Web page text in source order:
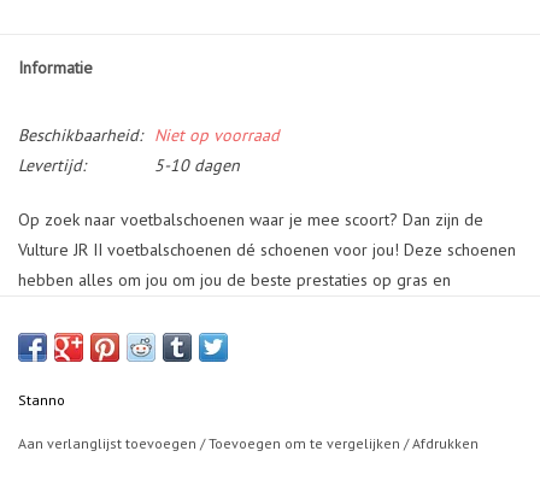
Informatie
Beschikbaarheid:
Niet op voorraad
Levertijd:
5-10 dagen
Op zoek naar voetbalschoenen waar je mee scoort? Dan zijn de
Vulture JR II voetbalschoenen dé schoenen voor jou! Deze schoenen
hebben alles om jou om jou de beste prestaties op gras en
voorkomt blessures en garandeert een goede wendbaarheid en
voorzien van een neopreen sok. De kinder-voetbalschoen heeft een
Stanno
Aan verlanglijst toevoegen /Toevoegen om te vergelijken /Afdrukken